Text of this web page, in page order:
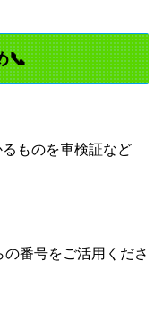
📞
ものを車検証など
の番号をご活用くださ